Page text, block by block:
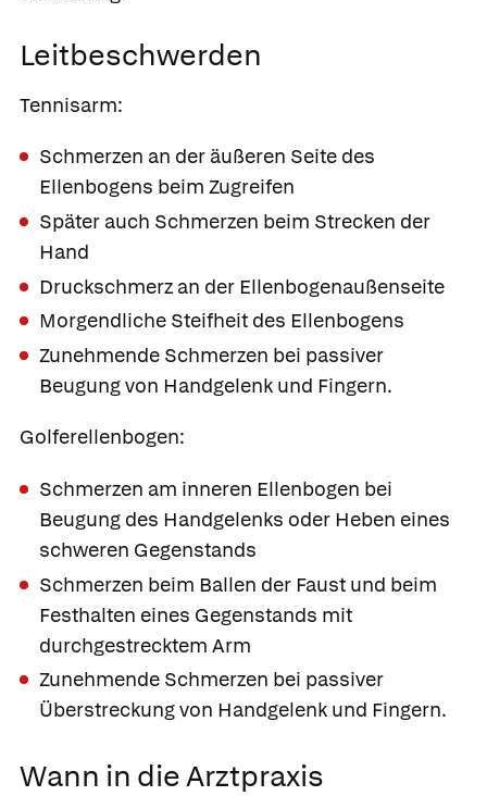
Leitbeschwerden
Tennisarm:
Schmerzen an der äußeren Seite des
Ellenbogens beim Zugreifen
Später auch Schmerzen beim Strecken der
Hand
Druckschmerz an der Ellenbogenaußenseite
Morgendliche Steifheit des Ellenbogens
Zunehmende Schmerzen bei passiver
Beugung von Handgelenk und Fingern.
Golferellenbogen:
Schmerzen am inneren Ellenbogen bei
Beugung des Handgelenks oder Heben eines
schweren Gegenstands
Schmerzen beim Ballen der Faust und beim
Festhalten eines Gegenstands mit
durchgestrecktem Arm
Zunehmende Schmerzen bei passiver
Überstreckung von Handgelenk und Fingern.
Wann in die Arztpraxis